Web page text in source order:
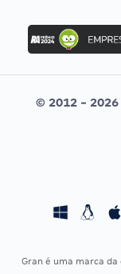
Concurso Ibama
Concurso MPU
Editais publicados
CONCURSOS POR
Concursos Fiscais
© 2012 -
Gran é uma marca da